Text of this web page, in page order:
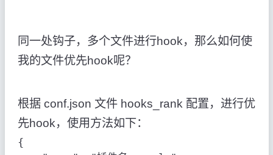
同一处钩子，多个文件进行hook，那么如何使
我的文件优先hook呢？
根据 conf.json 文件 hooks_rank 配置，进行优
先hook，使用方法如下：
{